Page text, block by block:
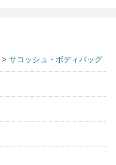
> サコッシュ・ボディバッグ